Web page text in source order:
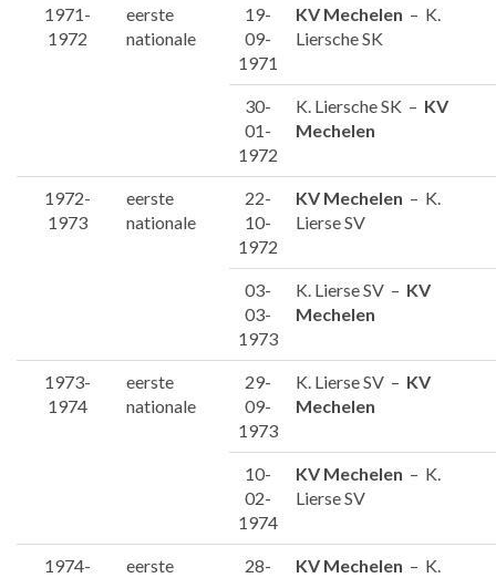
1971-
1972
eerste
nationale
19-
09-
1971
KV Mechelen – K.
Liersche SK
30-
01-
1972
K. Liersche SK – KV
Mechelen
1972-
1973
eerste
nationale
22-
10-
1972
KV Mechelen – K.
Lierse SV
03-
03-
1973
K. Lierse SV – KV
Mechelen
1973-
1974
eerste
nationale
29-
09-
1973
K. Lierse SV – KV
Mechelen
10-
02-
1974
KV Mechelen – K.
Lierse SV
1974-
eerste
28-
KV Mechelen – K.